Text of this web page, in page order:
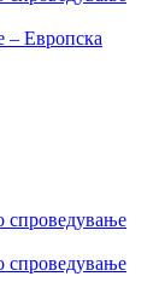
– Европска
спроведување
спроведување